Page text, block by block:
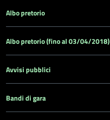
Albo pretorio
Albo pretorio (fino al 03/04/2018)
Avvisi pubblici
Bandi di gara